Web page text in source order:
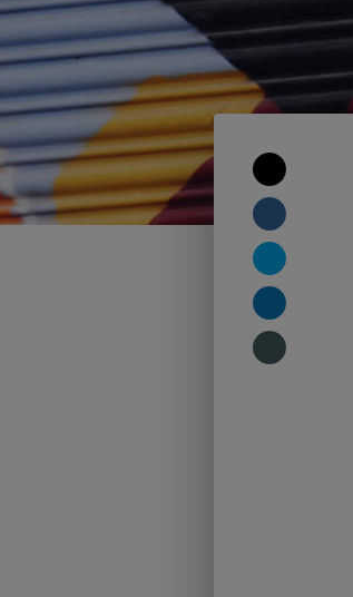
COPY
TO
CLIPBOARD
SHARE
ON
FACEBOOK
SHARE
ON
TWITTER
SHARE
ON
LINKEDIN
SHARE